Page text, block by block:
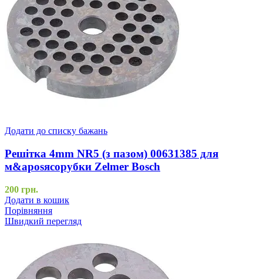
Додати до списку бажань
Решітка 4mm NR5 (з пазом) 00631385 для
м&aposясорубки Zelmer Bosch
200 грн.
Додати в кошик
Порівняння
Швидкий перегляд